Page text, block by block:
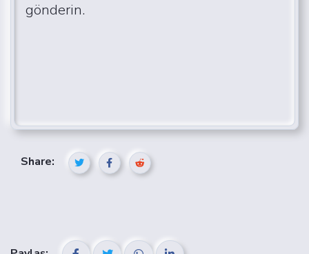
gönderin.
Share: